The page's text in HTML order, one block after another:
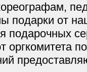
подарки от
подарочных
оргкомитета